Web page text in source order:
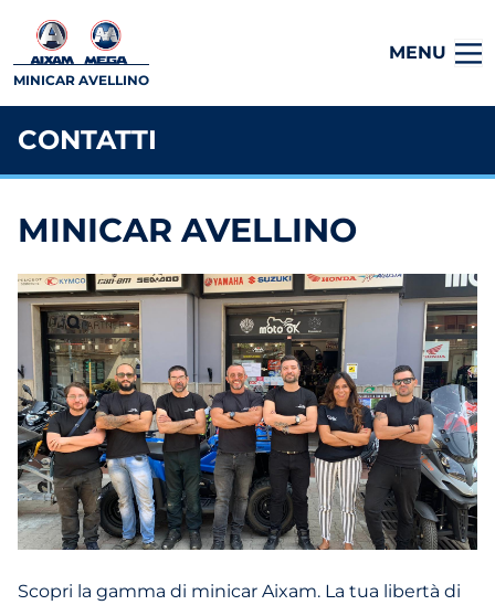
MINICAR AVELLINO
MENU
CONTATTI
MINICAR AVELLINO
Scopri la gamma di minicar Aixam. La tua libertà di